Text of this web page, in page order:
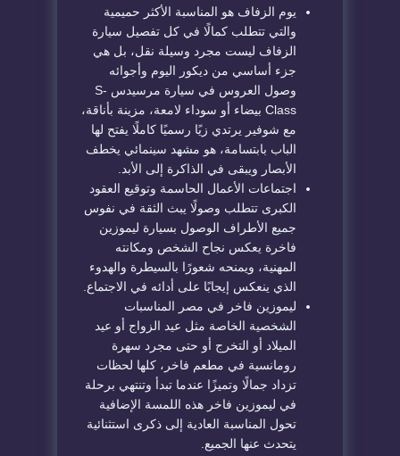
يوم الزفاف هو المناسبة الأكثر حميمية
والتي تتطلب كمالًا في كل تفصيل سيارة
الزفاف ليست مجرد وسيلة نقل، بل هي
جزء أساسي من ديكور اليوم وأجوائه
وصول العروس في سيارة مرسيدس S-
Class بيضاء أو سوداء لامعة، مزينة بأناقة،
مع شوفير يرتدي زيًا رسميًا كاملًا يفتح لها
الباب بابتسامة، هو مشهد سينمائي يخطف
الأبصار ويبقى في الذاكرة إلى الأبد.
اجتماعات الأعمال الحاسمة وتوقيع العقود
الكبرى تتطلب وصولًا يبث الثقة في نفوس
جميع الأطراف الوصول بسيارة ليموزين
فاخرة يعكس نجاح الشخص ومكانته
المهنية، ويمنحه شعورًا بالسيطرة والهدوء
الذي ينعكس إيجابًا على أدائه في الاجتماع.
ليموزين فاخر في مصر المناسبات
الشخصية الخاصة مثل عيد الزواج أو عيد
الميلاد أو التخرج أو حتى مجرد سهرة
رومانسية في مطعم فاخر، كلها لحظات
تزداد جمالًا وتميزًا عندما تبدأ وتنتهي برحلة
في ليموزين فاخر هذه اللمسة الإضافية
تحول المناسبة العادية إلى ذكرى استثنائية
يتحدث عنها الجميع.